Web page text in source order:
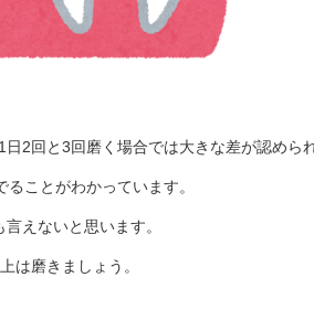
2回と3回磨く場合では大きな差が認めら
ことがわかっています。
えないと思います。
は磨きましょう。